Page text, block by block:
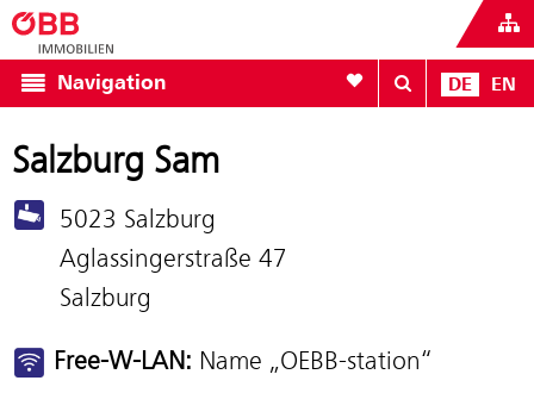
Navigation Zur Favoritenliste
DE EN
Salzburg Sam
5023 Salzburg
Aglassingerstraße 47
Salzburg
Free-W-LAN: Name „OEBB-station“